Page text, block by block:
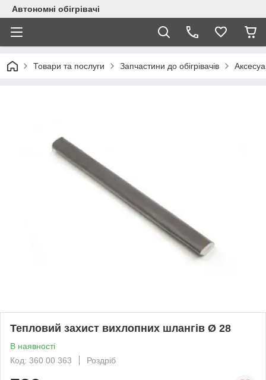
Автономні обігрівачі
Товари та послуги Запчастини до обігрівачів
Тепловий захист вихлопних шлангів Ø 28
В наявності
Код: 360 00 363
Роздріб